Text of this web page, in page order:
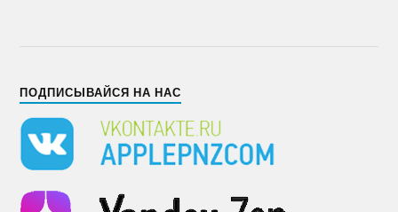
ПОДПИСЫВАЙСЯ НА НАС